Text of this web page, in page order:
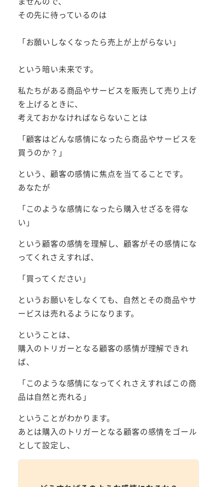
その先に待っているのは
「お願いしなくなったら売上が上がらない」
という暗い未来です。
私たちがある商品やサービスを販売して売り上げ
を上げるときに、
考えておかなければならないことは
「顧客はどんな感情になったら商品やサービスを
買うのか？」
という、顧客の感情に焦点を当てることです。
あなたが
「このような感情になったら購入せざるを得な
い」
という顧客の感情を理解し、顧客がその感情にな
ってくれさえすれば、
「買ってください」
というお願いをしなくても、自然とその商品やサ
ービスは売れるようになります。
ということは、
購入のトリガーとなる顧客の感情が理解できれ
ば、
「このような感情になってくれさえすればこの商
品は自然と売れる」
ということがわかります。
あとは購入のトリガーとなる顧客の感情をゴール
として設定し、